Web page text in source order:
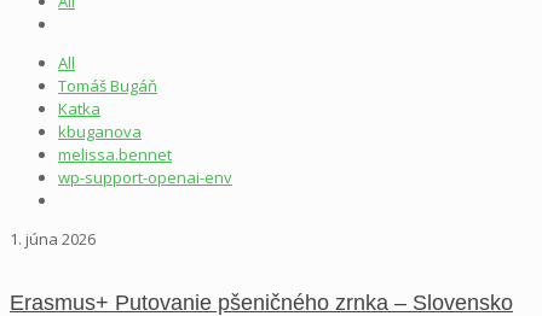
All
Tomáš Bugáň
Katka
kbuganova
melissa.bennet
wp-support-openai-env
1. júna 2026
Erasmus+ Putovanie pšeničného zrnka – Slovensko